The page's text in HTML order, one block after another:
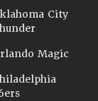
City
Magic